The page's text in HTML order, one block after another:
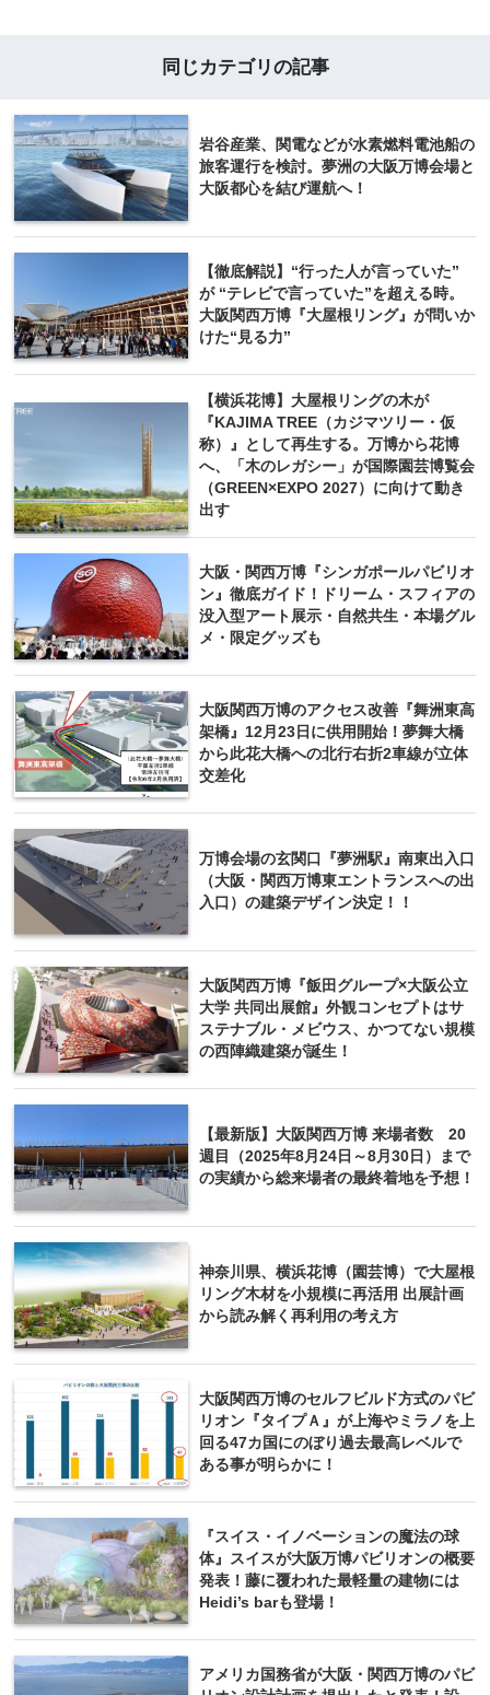
同じカテゴリの記事
岩谷産業、関電などが水素燃料電池船の
旅客運行を検討。夢洲の大阪万博会場と
大阪都心を結び運航へ！
【徹底解説】“行った人が言っていた”
が “テレビで言っていた”を超える時。
大阪関西万博『大屋根リング』が問いか
けた“見る力”
【横浜花博】大屋根リングの木が
『KAJIMA TREE（カジマツリー・仮
称）』として再生する。万博から花博
へ、「木のレガシー」が国際園芸博覧会
（GREEN×EXPO 2027）に向けて動き
出す
大阪・関西万博『シンガポールパビリオ
ン』徹底ガイド！ドリーム・スフィアの
没入型アート展示・自然共生・本場グル
メ・限定グッズも
大阪関西万博のアクセス改善『舞洲東高
架橋』12月23日に供用開始！夢舞大橋
から此花大橋への北行右折2車線が立体
交差化
万博会場の玄関口『夢洲駅』南東出入口
（大阪・関西万博東エントランスへの出
入口）の建築デザイン決定！！
大阪関西万博『飯田グループ×大阪公立
大学 共同出展館』外観コンセプトはサ
ステナブル・メビウス、かつてない規模
の西陣織建築が誕生！
【最新版】大阪関西万博 来場者数 20
週目（2025年8月24日～8月30日）まで
の実績から総来場者の最終着地を予想！
神奈川県、横浜花博（園芸博）で大屋根
リング木材を小規模に再活用 出展計画
から読み解く再利用の考え方
大阪関西万博のセルフビルド方式のパビ
リオン『タイプＡ』が上海やミラノを上
回る47カ国にのぼり過去最高レベルで
ある事が明らかに！
『スイス・イノベーションの魔法の球
体』スイスが大阪万博パビリオンの概要
発表！藤に覆われた最軽量の建物には
Heidi’s barも登場！
アメリカ国務省が大阪・関西万博のパビ